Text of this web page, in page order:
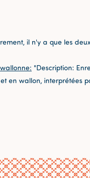
il n'y a que les
"Description:
en wallon, interprétées